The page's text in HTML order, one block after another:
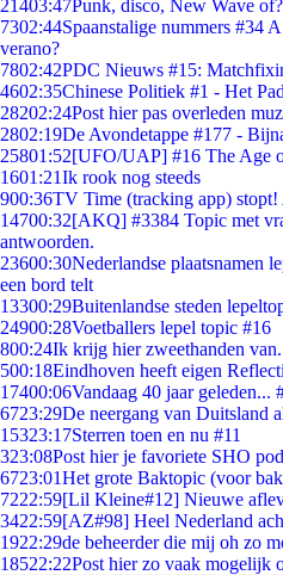
21403:47Punk, disco, New Wave
7302:44Spaanstalige nummers #34
verano?
7802:42PDC Nieuws #15:
4602:35Chinese Politiek #1 - Het
28202:24Post hier pas overleden
2802:19De Avondetappe #177 -
25801:52[UFO/UAP] #16 The Age
1601:21Ik rook nog steeds
900:36TV Time (tracking app) stopt!
14700:32[AKQ] #3384 Topic met
antwoorden.
23600:30Nederlandse plaatsnamen
een bord telt
13300:29Buitenlandse steden
24900:28Voetballers lepel topic #16
800:24Ik krijg hier zweethanden van.
500:18Eindhoven heeft eigen
17400:06Vandaag 40 jaar geleden...
6723:29De neergang van Duitsland
15323:17Sterren toen en nu #11
323:08Post hier je favoriete SHO
6723:01Het grote Baktopic (voor
7222:59[Lil Kleine#12] Nieuwe
3422:59[AZ#98] Heel Nederland
1922:29de beheerder die mij oh zo
18522:22Post hier zo vaak mogelijk